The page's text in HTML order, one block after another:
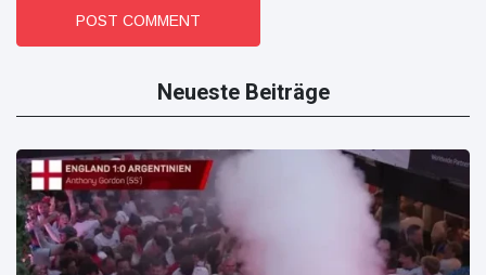
POST COMMENT
Neueste Beiträge